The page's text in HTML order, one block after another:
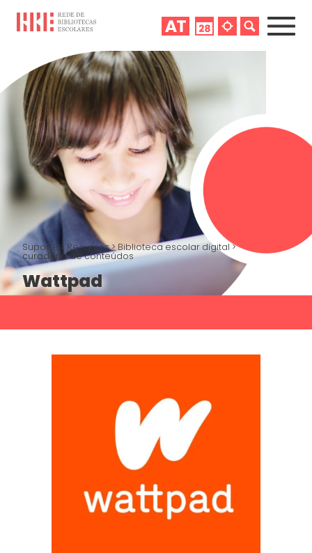
Suporte > Recursos>Biblioteca escolar digital>
curadoria de conteúdos
Wattpad